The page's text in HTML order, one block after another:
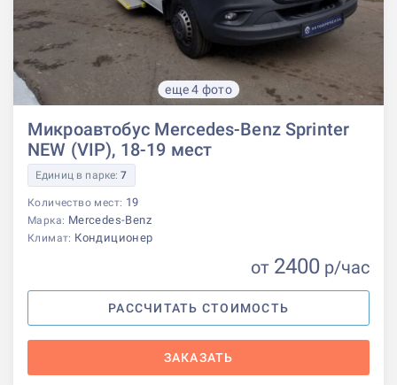
еще 4 фото
Микроавтобус Mercedes-Benz Sprinter
NEW (VIP), 18-19 мест
Единиц в парке:7
Количество мест: 19
Марка: Mercedes-Benz
Климат: Кондиционер
от 2400 р/час
РАССЧИТАТЬ СТОИМОСТЬ
ЗАКАЗАТЬ